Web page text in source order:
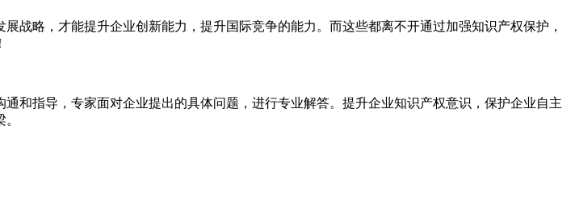
战略，才能提升企业创新能力，提升国际竞争的能力。而这些都离不开通过加强知识产权保护，
和指导，专家面对企业提出的具体问题，进行专业解答。提升企业知识产权意识，保护企业自主